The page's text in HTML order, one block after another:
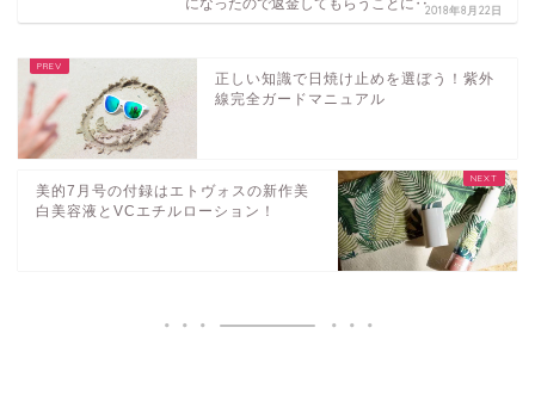
2018年8月22日
正しい知識で日焼け止めを選ぼう！紫外
線完全ガードマニュアル
美的7月号の付録はエトヴォスの新作美
白美容液とVCエチルローション！